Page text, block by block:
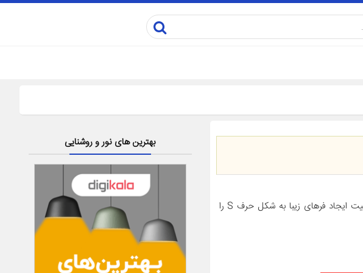
معرفی محصول انبر موج اسکارلین مدل EN-3322 قابلیت ایجاد فرهای زیبا به شکل حرف S را
بهترین های نور و روشنایی